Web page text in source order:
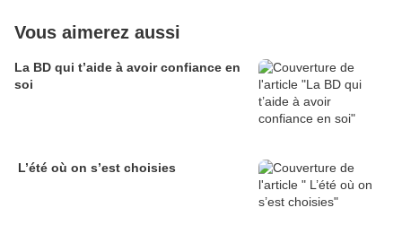
Vous aimerez aussi
La BD qui t’aide à avoir confiance en
soi
L’été où on s’est choisies